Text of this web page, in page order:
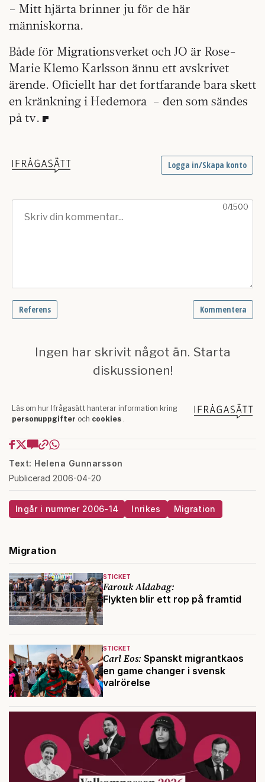
– Mitt hjärta brinner ju för de här
människorna.
Både för Migrationsverket och JO är Rose-
Marie Klemo Karlsson ännu ett avskrivet
ärende. Oficiellt har det fortfarande bara skett
en kränkning i Hedemora – den som sändes
på tv.
Text: Helena Gunnarsson
Publicerad 2006-04-20
Ingår i nummer 2006-14 Inrikes Migration
Migration
STICKET
Farouk Aldabag:
Flykten blir ett rop på framtid
STICKET
Carl Eos: Spanskt migrantkaos
en game changer i svensk
valrörelse